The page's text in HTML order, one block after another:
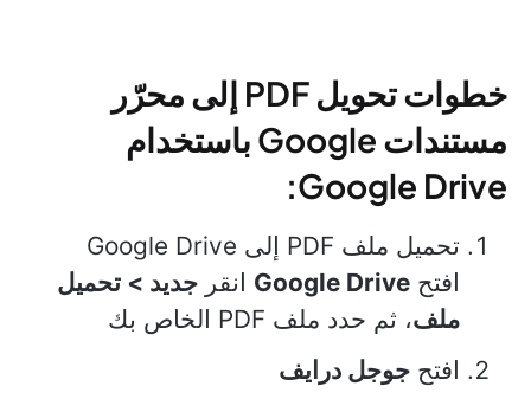
خطوات تحويل PDF إلى محرّر
مستندات Google باستخدام
Google Drive:
تحميل ملف PDF إلى Google Drive
افتح Google Drive انقر جديد > تحميل
ملف، ثم حدد ملف PDF الخاص بك
افتح جوجل درايف